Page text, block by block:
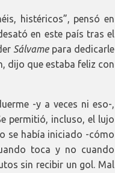
histéricos”, pensó en
en este país tras el
Sálvamepara dedicarle
dijo que estaba feliz con
-y a veces ni eso-,
permitió, incluso, el lujo
se había iniciado -cómo
toca y no cuando
sin recibir un gol. Mal